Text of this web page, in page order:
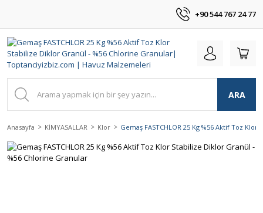
+90 544 767 24 77
ARA
Anasayfa KİMYASALLAR Klor Gemaş FASTCHLOR 25 Kg %56 Aktif Toz